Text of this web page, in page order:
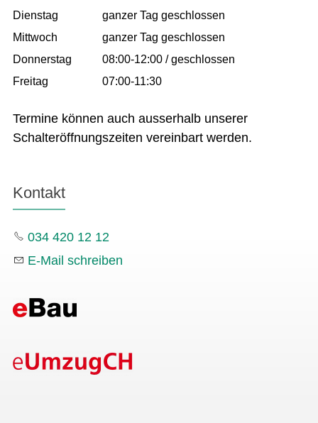
Dienstag
ganzer Tag geschlossen
Mittwoch
ganzer Tag geschlossen
Donnerstag
08:00-12:00 / geschlossen
Freitag
07:00-11:30
Termine können auch ausserhalb unserer
Schalteröffnungszeiten vereinbart werden.
Kontakt
034 420 12 12
E-Mail schreiben